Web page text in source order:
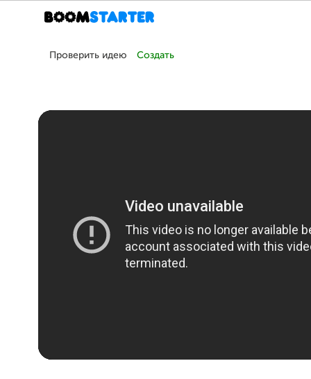
Проверить идею Создать